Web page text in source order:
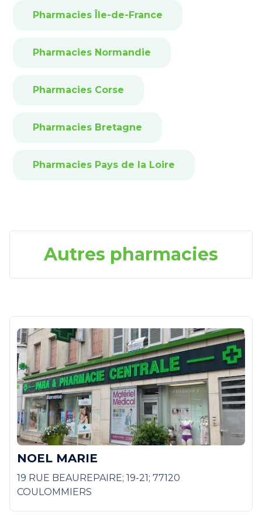
Pharmacies Île-de-France
Pharmacies Normandie
Pharmacies Corse
Pharmacies Bretagne
Pharmacies Pays de la Loire
Autres pharmacies
NOEL MARIE
19 RUE BEAUREPAIRE; 19-21; 77120
COULOMMIERS